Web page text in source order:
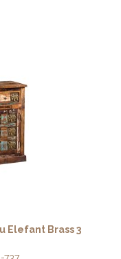
Elefant Brass 3